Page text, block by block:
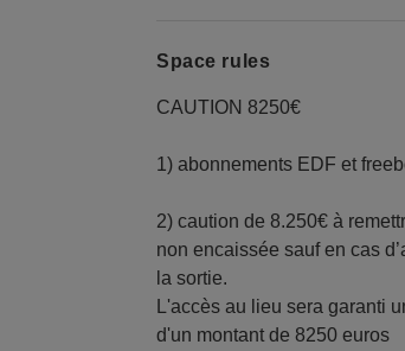
Space rules
CAUTION 8250€
1) abonnements EDF et
2) caution de 8.250€ à
non encaissée sauf en cas
la sortie.
L'accès au lieu sera garanti
d'un montant de 8250 euros